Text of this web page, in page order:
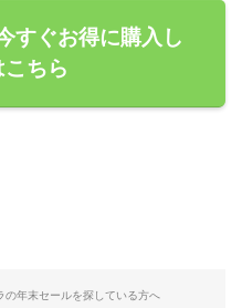
すぐお得に購入し
ちら
の年末セールを探している方へ